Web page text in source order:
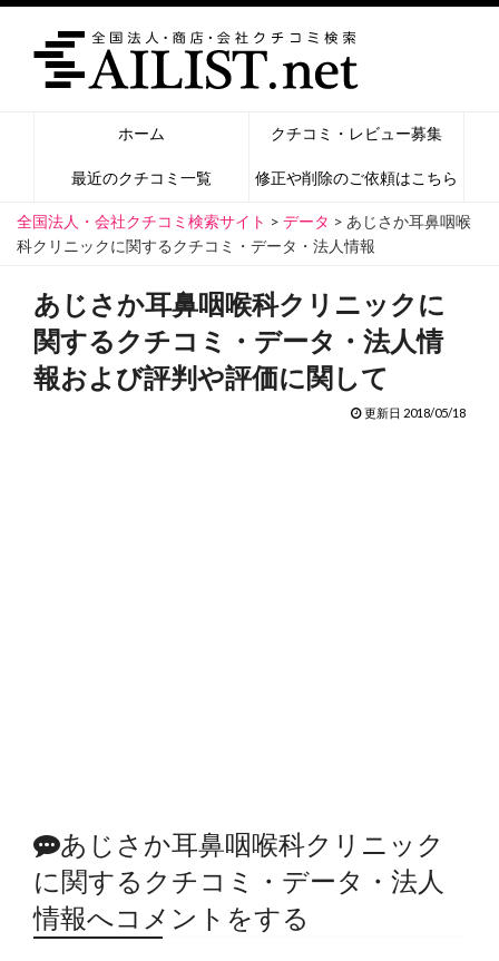
ホーム クチコミ・レビュー募集
最近のクチコミ一覧 修正や削除のご依頼はこちら
全国法人・会社クチコミ検索サイト > データ > あじさか耳鼻咽喉
科クリニックに関するクチコミ・データ・法人情報
あじさか耳鼻咽喉科クリニックに
関するクチコミ・データ・法人情
報および評判や評価に関して
更新日 2018/05/18
あじさか耳鼻咽喉科クリニック
に関するクチコミ・データ・法人
情報へコメントをする